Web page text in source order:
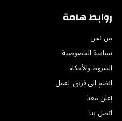
روابط هامة
من نحن
سياسة الخصوصية
الشروط والأحكام
انضم الى فريق العمل
إعلن معنا
اتصل بنا